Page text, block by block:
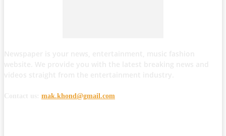
mak.khond@gmail.com